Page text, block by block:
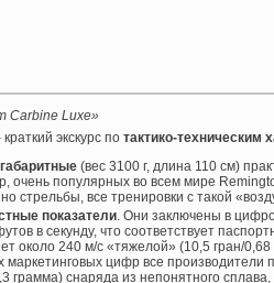
Carbine Luxe»
экскурс по тактико-техническим
(вес 3100 г, длина 110 см)
очень популярных во всем мире
стрельбы, все тренировки с такой
показатели . Они заключены в
в секунду, что соответствует
около 240 м/с «тяжелой» (10,5 гран/
маркетинговых цифр все производители
грамма) снаряда из непонятного